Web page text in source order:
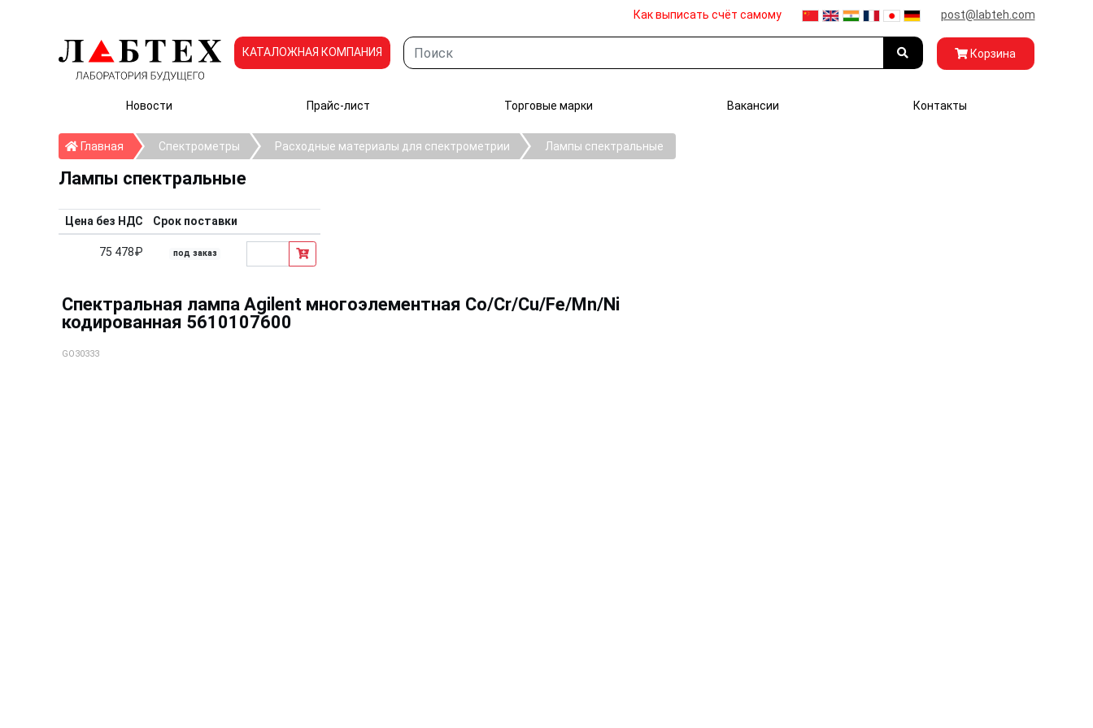
Как выписать счёт самому post@labteh.com
КАТАЛОЖНАЯ КОМПАНИЯ Корзина
Новости Прайс-лист Торговые марки Вакансии Контакты
ГлавнаяГлавнаяСпектрометры Расходные материалы для спектрометрии Лампы спектральные
Лампы спектральные
Цена без НДС Срок поставки
75 478₽ под заказ
Спектральная лампа Agilent многоэлементная Co/Cr/Cu/Fe/Mn/Ni
кодированная 5610107600
GO30333